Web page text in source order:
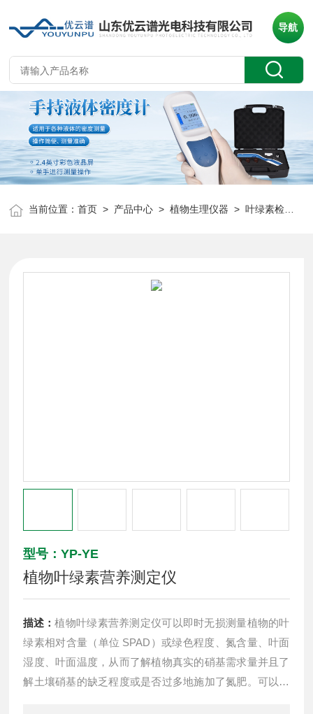
导航
当前位置：首页 > 产品中心 >植物生理仪器 >叶绿素检测仪
型号：YP-YE
植物叶绿素营养测定仪
描述：植物叶绿素营养测定仪可以即时无损测量植物的叶
绿素相对含量（单位 SPAD）或绿色程度、氮含量、叶面
湿度、叶面温度，从而了解植物真实的硝基需求量并且了
解土壤硝基的缺乏程度或是否过多地施加了氮肥。可以通